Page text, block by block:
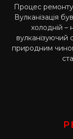
Процес
Вулканізація
холодній –
вулканізуючий
природним